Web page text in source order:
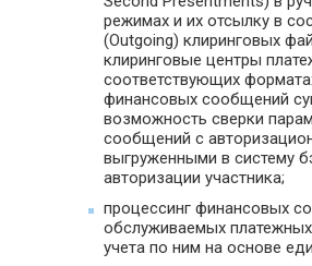
режимах и их отсылку в
(Outgoing) клиринговых
клиринговые центры
соответствующих
финансовых сообщений
возможность сверки
сообщений с
выгруженными в систему
авторизации участника;
процессинг финансовых
обслуживаемых
учета по ним на основе